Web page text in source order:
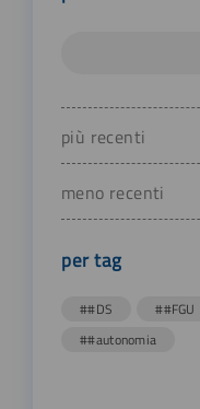
più recenti
meno recenti
per tag
##DS ##FGU
##autonomia